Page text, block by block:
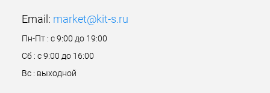
Email: market@kit-s.ru
Пн-Пт : с 9:00 до 19:00
Сб : с 9:00 до 16:00
Вс : выходной